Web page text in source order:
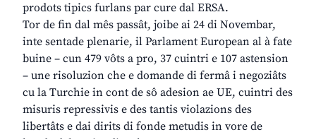
prodots tipics furlans par cure dal ERSA.
Tor de fin dal mês passât, joibe ai 24 di Novembar,
inte sentade plenarie, il Parlament European al à fate
buine – cun 479 vôts a pro, 37 cuintri e 107 astension
– une risoluzion che e domande di fermâ i negoziâts
cu la Turchie in cont de sô adesion ae UE, cuintri des
misuris repressivis e des tantis violazions des
libertâts e dai dirits di fonde metudis in vore de